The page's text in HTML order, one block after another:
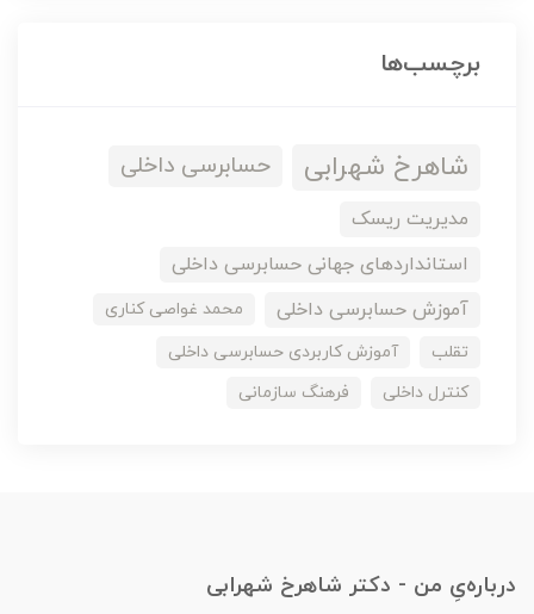
برچسب‌ها
شاهرخ شهرابی حسابرسی داخلی
مدیریت ریسک
استانداردهای جهانی حسابرسی داخلی
آموزش حسابرسی داخلی
محمد غواصی کناری
تقلب
آموزش کاربردی حسابرسی داخلی
کنترل داخلی
فرهنگ سازمانی
درباره‌یِ من - دکتر شاهرخ شهرابی